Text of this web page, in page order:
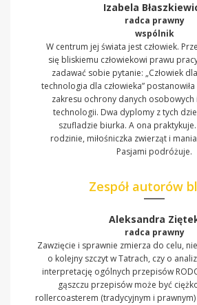
Izabela
radca prawny
wspólnik
W centrum jej świata jest człowiek.
się bliskiemu człowiekowi prawu
zadawać sobie pytanie: „Człowiek
technologia dla człowieka”
zakresu ochrony danych osobowych
technologii. Dwa dyplomy z tych
szufladzie biurka. A ona
rodzinie, miłośniczka zwierząt i
Pasjami podróżuje.
Zespół autorów
Aleksandra
radca prawny
Zawzięcie i sprawnie zmierza do celu,
o kolejny szczyt w Tatrach, czy o
interpretację ogólnych przepisów
gąszczu przepisów może być
rollercoasterem (tradycyjnym i